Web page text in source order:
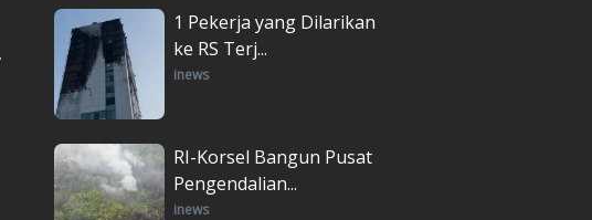
1 Pekerja yang Dilarikan
ke RS Terj...
inews
RI-Korsel Bangun Pusat
Pengendalian...
inews